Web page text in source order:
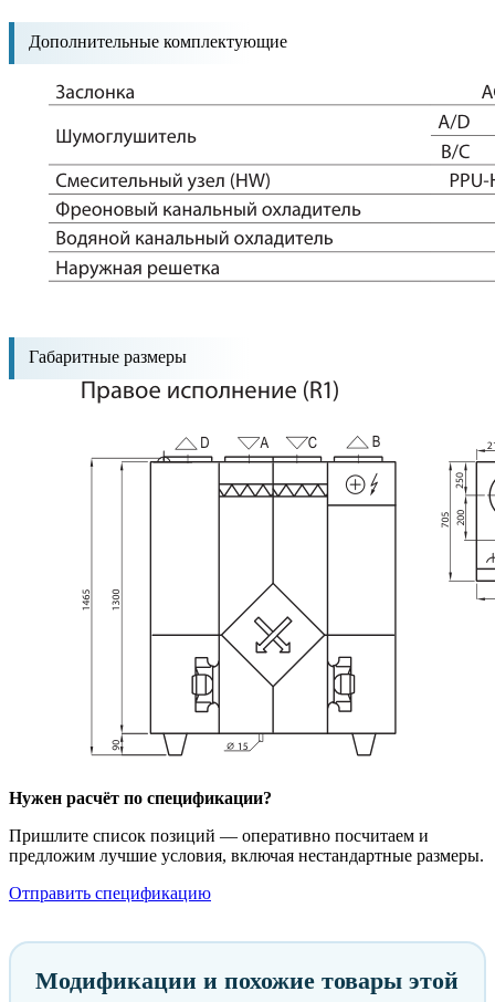
Дополнительные комплектующие
Габаритные размеры
Нужен расчёт по спецификации?
Пришлите список позиций — оперативно посчитаем и
предложим лучшие условия, включая нестандартные размеры.
Отправить спецификацию
Модификации и похожие товары этой